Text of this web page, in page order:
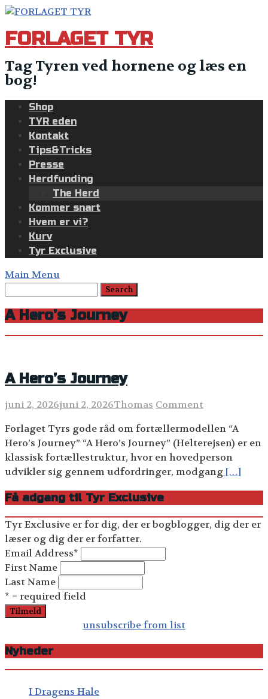
Skip
content
FORLAGET TYR
Tag Tyren ved hornene og læs en
bog!
Shop
TYR eden
Kontakt
Tips&Tricks
Presse
Herdfunding
The Herd
Kommer snart
Hvem er vi?
Kurv
Tyr Exclusive
Main Menu
A Hero’s Journey
A Hero’s Journey
juni 2, 2026juni 2, 2026Thomas Comment
Forlaget Tyrs gode råd om fortællermodellen “A
Hero’s Journey” “A Hero’s Journey” (Helterejsen) er en
klassisk fortællestruktur, hvor en hovedperson
udvikler sig gennem udfordringer, modgang […]
Få adgang til Tyr Exclusive
Tyr Exclusive er for dig, der er bogblogger, dig der er
læser og dig der er forfatter.
Email Address*
First Name
Last Name
* = required field
unsubscribe from list
Nyheder
I Dragens Hale